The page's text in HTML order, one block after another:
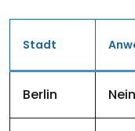
Stadt
Berlin Nein